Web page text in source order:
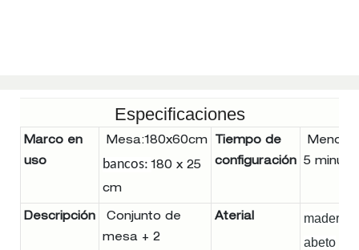
Especificaciones
Marco en
uso
Mesa:180x60cm
bancos:180 x 25
cm
Tiempo de
configuración
Menos
5
Descripción
Conjunto de
mesa + 2
Aterial
madera
abeto